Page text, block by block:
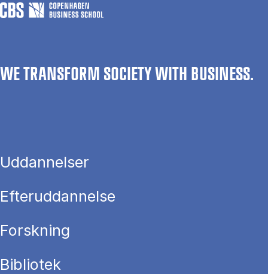
WE TRANSFORM SOCIETY WITH BUSINESS.
Uddannelser
Efteruddannelse
Forskning
Bibliotek